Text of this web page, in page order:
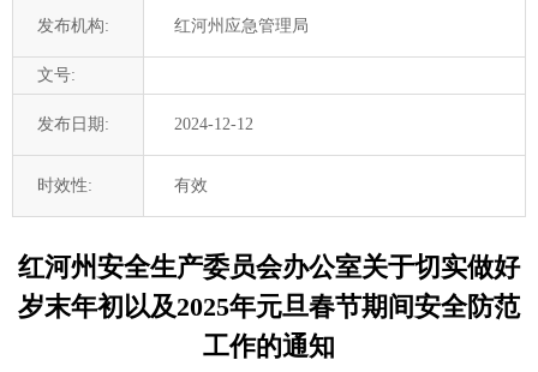
发布机构: 红河州应急管理局
文号:
发布日期: 2024-12-12
时效性: 有效
红河州安全生产委员会办公室关于切实做好
岁末年初以及2025年元旦春节期间安全防范
工作的通知